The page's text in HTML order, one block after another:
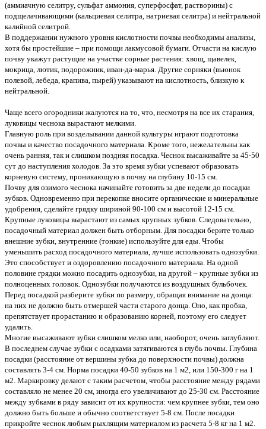
(аммиачную селитру, сульфат аммония, суперфосфат, растворины) с
подщелачивающими (кальциевая селитра, натриевая селитра) и нейтральной
калийной селитрой.
В поддержании нужного уровня кислотности почвы необходимы анализы,
хотя бы простейшие – при помощи лакмусовой бумаги. Отчасти на кислую
почву укажут растущие на участке сорные растения: хвощ, щавелек,
мокрица, лютик, подорожник, иван-да-марья. Другие сорняки (вьюнок
полевой, лебеда, крапива, пырей) указывают на кислотность, близкую к
нейтральной.
Чаще всего огородники жалуются на то, что, несмотря на все их старания,
луковицы чеснока вырастают мелкими.
Главную роль при возделывании данной культуры играют подготовка
почвы и качество посадочного материала. Кроме того, нежелательны как
очень ранняя, так и слишком поздняя посадка. Чеснок высаживайте за 45-50
сут до наступления холодов. За это время зубки успевают образовать
корневую систему, проникающую в почву на глубину 10-15 см.
Почву для озимого чеснока начинайте готовить за две недели до посадки
зубков. Одновременно при перекопке вносите органические и минеральные
удобрения, сделайте грядку шириной 90-100 см и высотой 12-15 см.
Крупные луковицы вырастают из самых крупных зубков. Следовательно,
посадочный материал должен быть отборным. Для посадки берите только
внешние зубки, внутренние (тонкие) используйте для еды. Чтобы
уменьшить расход посадочного материала, лучше использовать однозубки.
Это способствует и оздоровлению посадочного материала. На одной
половине грядки можно посадить однозубки, на другой – крупные зубки из
полноценных головок. Однозубки получаются из воздушных бульбочек.
Перед посадкой разберите зубки по размеру, обращая внимание на донца:
на них не должно быть отмершей части старого донца. Оно, как пробка,
препятствует прорастанию и образованию корней, поэтому его следует
удалить.
Многие высаживают зубки слишком мелко или, наоборот, очень заглубляют.
В последнем случае зубки с осадками затягиваются в глубь почвы. Глубина
посадки (расстояние от вершины зубка до поверхности почвы) должна
составлять 3-4 см. Норма посадки 40-50 зубков на 1 м2, или 150-300 г на 1
м2. Маркировку делают с таким расчетом, чтобы расстояние между рядами
составляло не менее 20 см, иногда его увеличивают до 25-30 см. Расстояние
между зубками в ряду зависит от их крупности: чем крупнее зубки, тем оно
должно быть больше и обычно соответствует 5-8 см. После посадки
прикройте чеснок любым рыхлящим материалом из расчета 5-8 кг на 1 м2.